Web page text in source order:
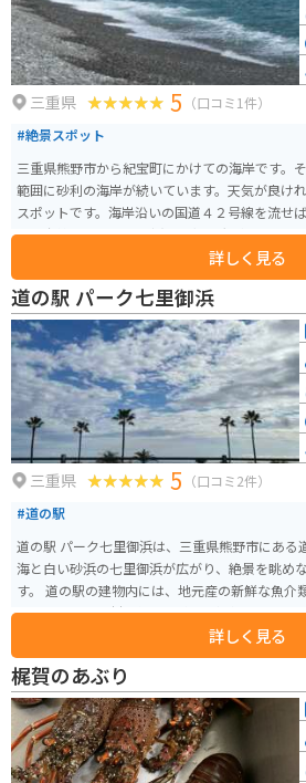
三重県 5 （口コミ1件）
#絶景スポット
三重県熊野市から紀宝町にかけての海岸です。
範囲に砂利の海岸が続いています。天気が良け
スポットです。海岸沿いの国道４２号線を流せ
おり爽快です。 七里御浜の北側に鬼が城という
トがあり岩に激しく打ち付ける波が非常にスリ
ています。 気候の良い春、秋にはおすすめなツ
詳しく見る
道の駅 パーク七里御浜
三重県 5 （口コミ2件）
#道の駅
道の駅 パーク七里御浜は、三重県熊野市にある
海と白い砂浜の七里御浜が広がり、絶景を眺め
す。 道の駅の建物内には、地元産の新鮮な魚介類や農産物を販売するショッ
プや、地元の食材を使った料理を提供するレス
野灘で獲れたマグロを使った海鮮丼や、地元産
すすめです。 また、道の駅に隣接して、世界遺産「熊野古道」の浜街道の一
部が整備されており、散策を楽しむことができます。 バイクで訪れ
は、道の駅の駐車場にバイク専用のスペースが
沿いの道路は、景色も良く、ツーリングにも最適です。 お土産
の特産品である「熊野古道麦酒」や「那智黒石
詳しく見る
梶賀のあぶり